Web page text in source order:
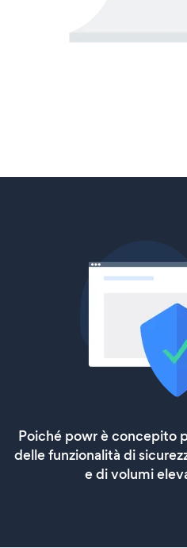
Poiché powr è concepito
delle funzionalità di
e di volumi